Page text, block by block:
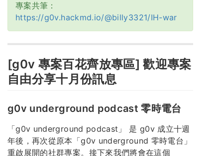
專案共筆：
https://g0v.hackmd.io/@billy3321/IH-war
[g0v 專案百花齊放專區] 歡迎專案
自由分享十月份訊息
g0v underground podcast 零時電台
「g0v underground podcast」 是 g0v 成立十週
年後，再次從原本「g0v underground 零時電台」
重啟展開的社群專案。接下來我們將會在這個